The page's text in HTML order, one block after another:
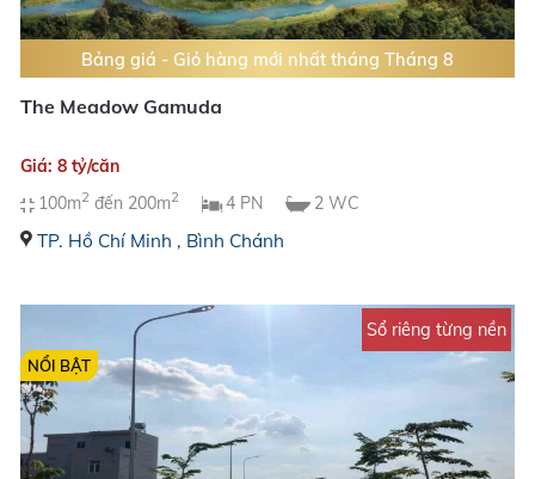
Bảng giá - Giỏ hàng mới nhất tháng Tháng 8
The Meadow Gamuda
Giá: 8 tỷ/căn
100m2 đến 200m2 4 PN 2 WC
TP. Hồ Chí Minh , Bình Chánh
Sổ riêng từng nền
NỔI BẬT